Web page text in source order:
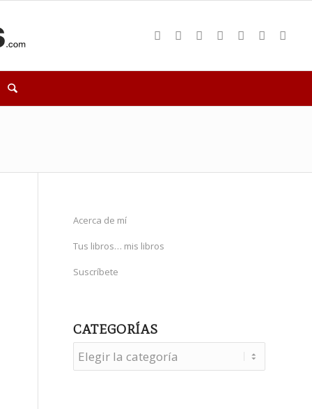
Acerca de mí
Tus libros… mis libros
Suscríbete
CATEGORÍAS
Categorías